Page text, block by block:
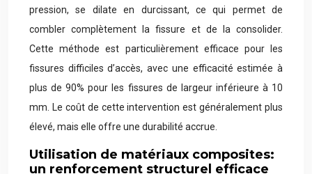
pression, se dilate en durcissant, ce qui permet de
combler complètement la fissure et de la consolider.
Cette méthode est particulièrement efficace pour les
fissures difficiles d’accès, avec une efficacité estimée à
plus de 90% pour les fissures de largeur inférieure à 10
mm. Le coût de cette intervention est généralement plus
élevé, mais elle offre une durabilité accrue.
Utilisation de matériaux composites:
un renforcement structurel efficace